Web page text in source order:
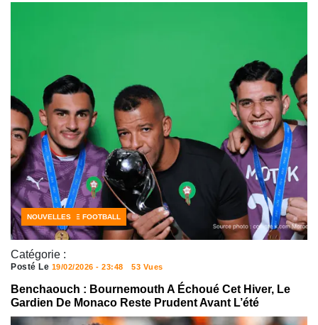
Catégorie :
CÔTE D'IVOIRE FOOTBALL
NOUVELLES
Posté Le 19/02/2026 - 23:48 53 Vues
Benchaouch : Bournemouth A Échoué Cet Hiver, Le
Gardien De Monaco Reste Prudent Avant L’été